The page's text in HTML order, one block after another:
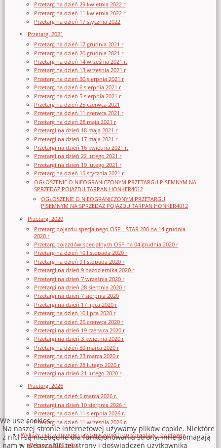
Przetarg na dzień 29 kwietnia 2022 r
Przetarg na dzień 11 kwietnia 2022 r
Przetarg na dzień 17 stycznia 2022
Przetargi 2021
Przetarg na dzień 17 grudnia 2021 r
Przetarg na dzień 20 grudnia 2021 r
Przetarg na dzień 14 września 2021 r.
Przetarg na dzień 13 września 2021 r
Przetarg na dzień 30 sierpnia 2021 r
Przetarg na dzień 6 sierpnia 2021 r
Przetarg na dzień 5 sierpnia 2021 r
Przetarg na dzień 25 czerwca 2021
Przetarg na dzień 11 czerwca 2021 r
Przetarg na dzień 28 maja 2021 r
Przetargi na dzień 18 maja 2021 r
Przetargi na dzień 17 maja 2021 r
Przetargi na dzień 16 kwietnia 2021 r.
Przetargi na dzień 22 lutego 2021 r
Przetargi na dzień 19 lutego 2021 r
Przetarg na dzień 15 stycznia 2021 r
OGŁOSZENIE O NIEOGRANICZONYM PRZETARGU PISEMNYM NA
SPRZEDAŻ POJAZDU TARPAN HONKER4012
OGŁOSZENIE O NIEOGRANICZONYM PRZETARGU
PISEMNYM NA SPRZEDAŻ POJAZDU TARPAN HONKER4012
Przetargi 2020
Przetarg pojazdu specjalnego OSP - STAR 200 na 14 grudnia
2020 r
Przetarg pojazdów specjalnych OSP na 04 grudnia 2020 r
Przetarg na dzień 10 listopada 2020 r
Przetarg na dzień 9 listopada 2020 r
Przetargi na dzień 9 października 2020 r
Przetargi na dzień 7 września 2020 r
Przetargi na dzień 28 sierpnia 2020 r
Przetargi na dzień 7 sierpnia 2020
Przetargi na dzień 17 lipca 2020 r
Przetarg na dzień 10 lipca 2020 r
Przetarg na dzień 26 czerwca 2020 r
Przetargi na dzień 19 czerwca 2020 r
Przetargi na dzień 3 kwietnia 2020 r
Przetarg na dzień 30 marca 2020 r
Przetarg na dzień 23 marca 2020 r
Przetarg na dzień 28 lutego 2020 r
Przetargi na dzień 21 lutego 2020 r
Przetargi 2026
Przetarg na dzień 6 marca 2026 r.
Przetargi na dzień 10 sierpnia 2026 r.
Przetarg na dzień 11 sierpnia 2026 r.
Przetarg na dzień 11 września 2026 r.
Wykazy nieruchomości przeznaczonych do sprzedaży i dzierżawy
Wykazy z 2026 roku
We use cookies
Na naszej stronie internetowej używamy plików cookie. Niektóre
z nich są niezbędne dla funkcjonowania strony, inne pomagają
nam w ulepszaniu tej strony i doświadczeń użytkownika